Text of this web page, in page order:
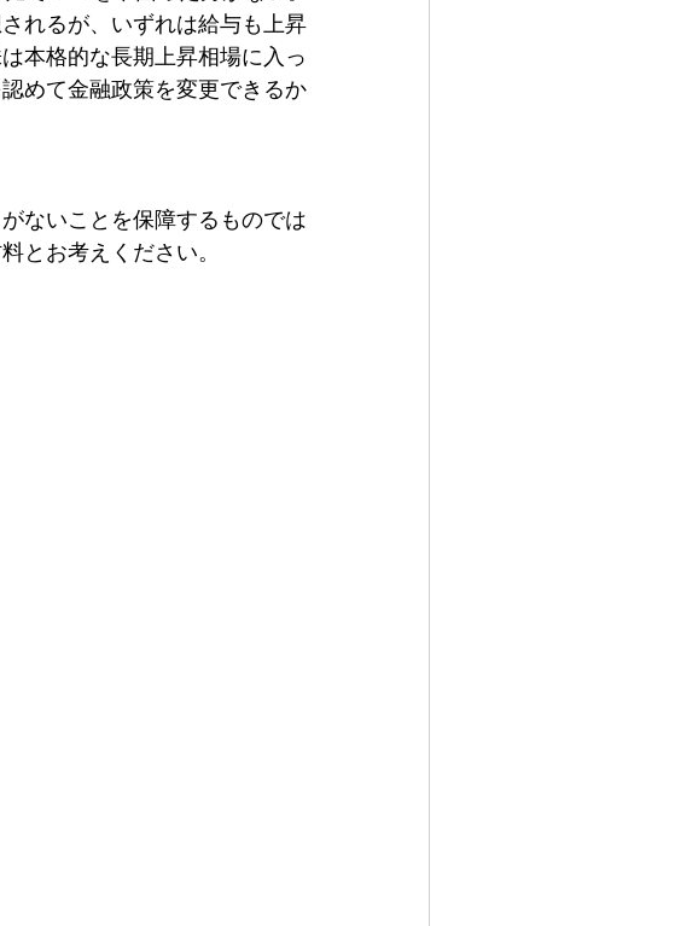
れるが、いずれは給与も上昇
本格的な長期上昇相場に入っ
めて金融政策を変更できるか
ないことを保障するものでは
とお考えください。